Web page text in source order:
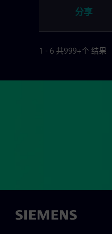
分享
1 - 6 共999+个 结果